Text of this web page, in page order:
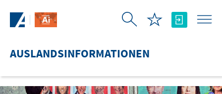
AUSLANDSINFORMATIONEN